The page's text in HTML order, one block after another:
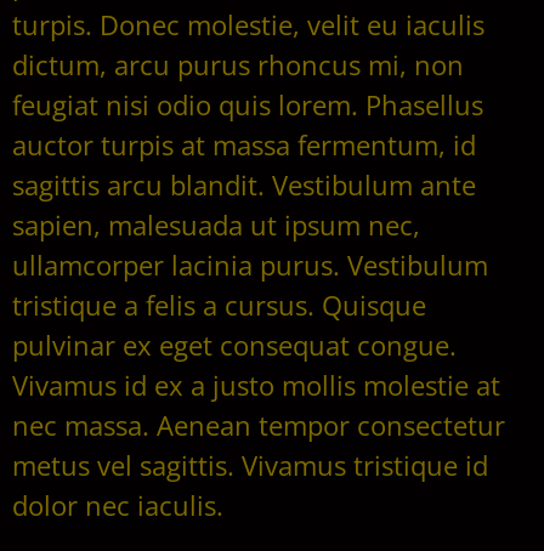
turpis. Donec molestie, velit eu iaculis
dictum, arcu purus rhoncus mi, non
feugiat nisi odio quis lorem. Phasellus
auctor turpis at massa fermentum, id
sagittis arcu blandit. Vestibulum ante
sapien, malesuada ut ipsum nec,
ullamcorper lacinia purus. Vestibulum
tristique a felis a cursus. Quisque
pulvinar ex eget consequat congue.
Vivamus id ex a justo mollis molestie at
nec massa. Aenean tempor consectetur
metus vel sagittis. Vivamus tristique id
dolor nec iaculis.